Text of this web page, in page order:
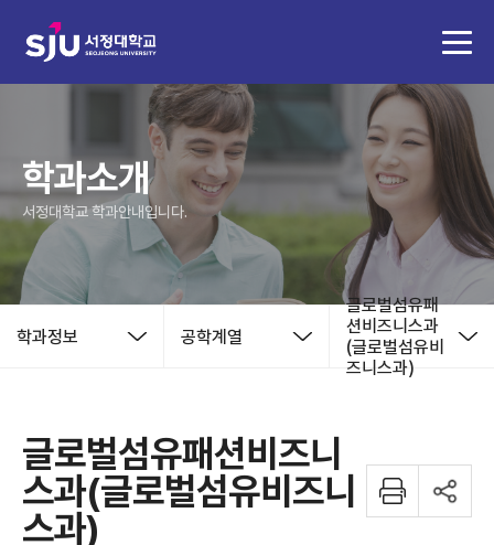
학과소개
서정대학교 학과안내입니다.
학과정보 공학계열
글로벌섬유패
션비즈니스과
(글로벌섬유비
즈니스과)
글로벌섬유패션비즈니
스과(글로벌섬유비즈니
스과)